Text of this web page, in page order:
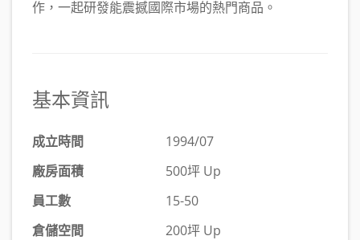
作，一起研發能震撼國際市場的熱門商品。
基本資訊
成立時間
1994/07
廠房面積
500坪 Up
員工數
15-50
倉儲空間
200坪 Up